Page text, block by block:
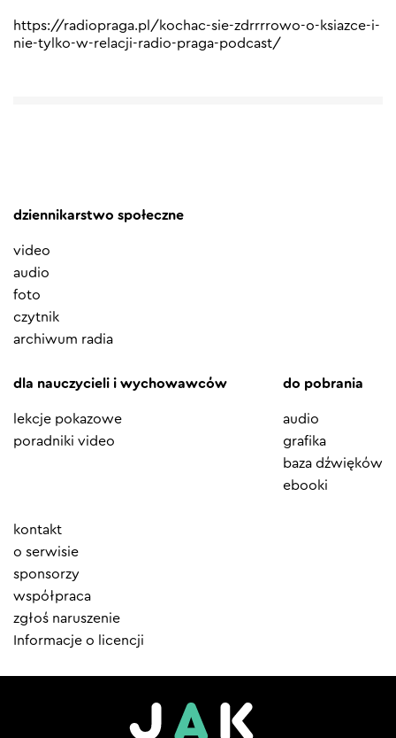
https://radiopraga.pl/kochac-sie-zdrrrrowo-o-ksiazce-i-
nie-tylko-w-relacji-radio-praga-podcast/
dziennikarstwo społeczne
video
audio
foto
czytnik
archiwum radia
dla nauczycieli i wychowawców
lekcje pokazowe
poradniki video
do pobrania
audio
grafika
baza dźwięków
ebooki
Element
menu
kontakt
o serwisie
sponsorzy
współpraca
zgłoś naruszenie
Informacje o licencji